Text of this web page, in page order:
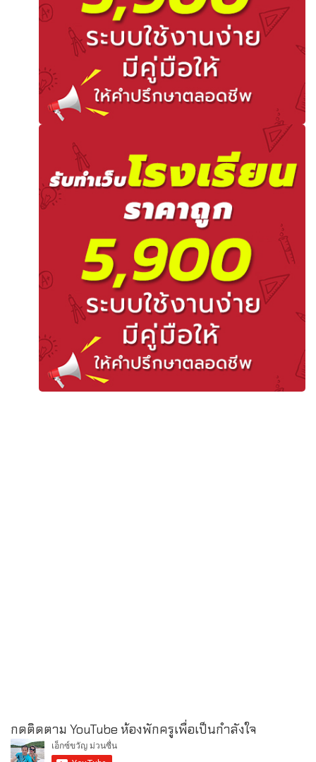
กดติดตาม YouTube ห้องพักครูเพื่อเป็นกำลังใจ